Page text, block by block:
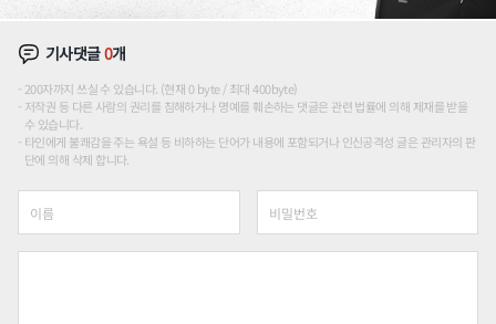
기사댓글0개
200자까지 쓰실 수 있습니다. (현재 0 byte / 최대 400byte)
저작권 등 다른 사람의 권리를 침해하거나 명예를 훼손하는 댓글은 관련 법률에 의해 제재를 받을
수 있습니다.
타인에게 불쾌감을 주는 욕설 등 비하하는 단어가 내용에 포함되거나 인신공격성 글은 관리자의 판
단에 의해 삭제 합니다.